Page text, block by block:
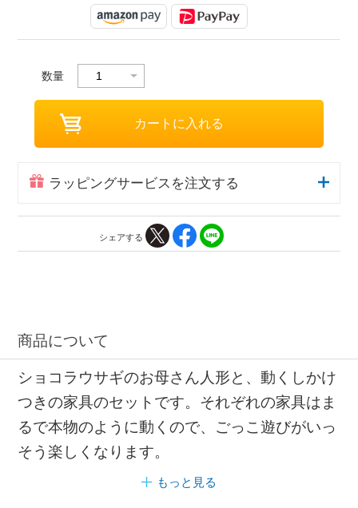
数量
ラッピングサービスを注文する
シェアする
商品について
ショコラウサギのお母さん人形と、動くしかけ
つきの家具のセットです。それぞれの家具はま
るで本物のように動くので、ごっこ遊びがいっ
そう楽しくなります。
もっと見る